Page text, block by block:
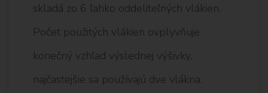
skladá zo 6 ľahko oddeliteľných vlákien.
Počet použitých vlákien ovplyvňuje
konečný vzhľad výslednej výšivky,
najčastejšie sa používajú dve vlákna.